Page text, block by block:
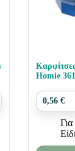
Homie
0,56 €